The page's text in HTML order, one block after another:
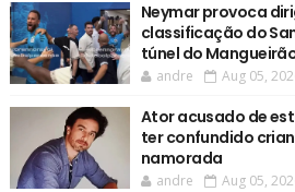
Neymar provoca
classificação do
túnel do
andre Aug 05,
Ator acusado de
ter confundido
namorada
andre Aug 05,